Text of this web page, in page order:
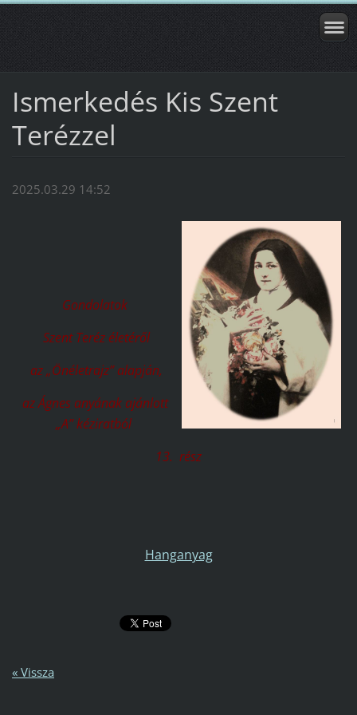
Ismerkedés Kis Szent
Terézzel
2025.03.29 14:52
Gondolatok
Szent Teréz életéről
az „Önéletrajz” alapján,
az Ágnes anyának ajánlott
„A” kéziratból
13. rész
Hanganyag
« Vissza